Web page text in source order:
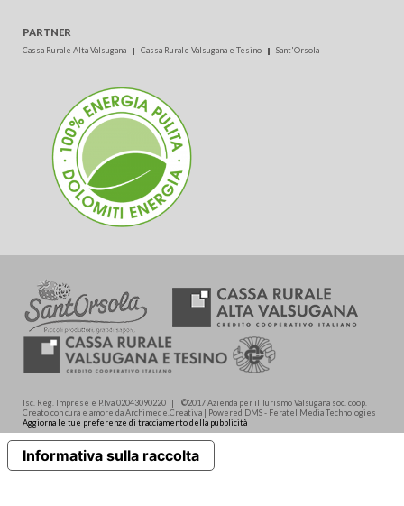
PARTNER
Cassa Rurale Alta Valsugana Cassa Rurale Valsugana e Tesino Sant'Orsola
Isc. Reg. Imprese e P.Iva 02043090220 | ©2017 Azienda per il Turismo Valsugana soc. coop.
Creato con cura e amore da Archimede.Creativa | Powered DMS - Feratel Media Technologies
Aggiorna le tue preferenze di tracciamento della pubblicità
Informativa sulla raccolta